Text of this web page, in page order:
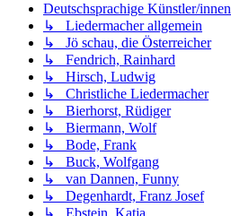
Deutschsprachige Künstler/innen
↳ Liedermacher allgemein
↳ Jö schau, die Österreicher
↳ Fendrich, Rainhard
↳ Hirsch, Ludwig
↳ Christliche Liedermacher
↳ Bierhorst, Rüdiger
↳ Biermann, Wolf
↳ Bode, Frank
↳ Buck, Wolfgang
↳ van Dannen, Funny
↳ Degenhardt, Franz Josef
↳ Ebstein, Katja